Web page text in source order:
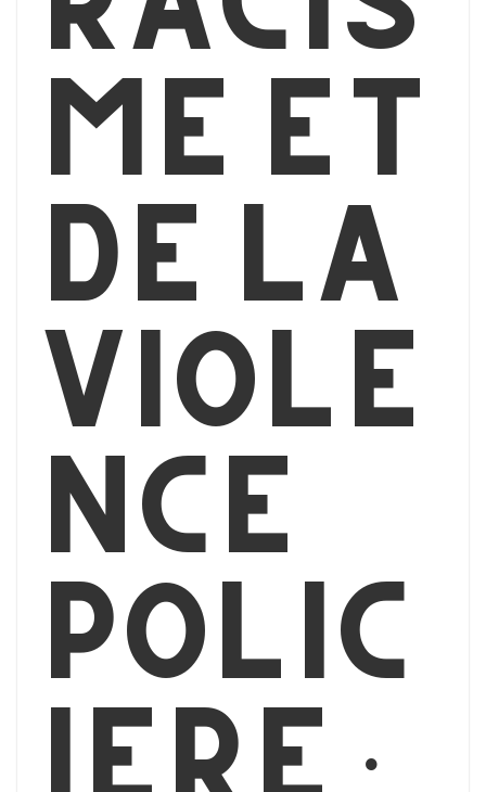
me et
de la
viole
nce
polic
ière :